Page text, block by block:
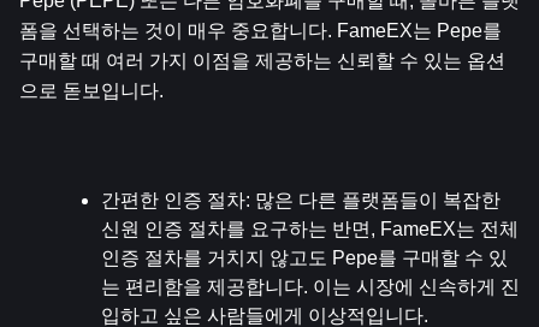
폼을 선택하는 것이 매우 중요합니다. FameEX는 Pepe를
구매할 때 여러 가지 이점을 제공하는 신뢰할 수 있는 옵션
으로 돋보입니다.
간편한 인증 절차: 많은 다른 플랫폼들이 복잡한
신원 인증 절차를 요구하는 반면, FameEX는 전체
인증 절차를 거치지 않고도 Pepe를 구매할 수 있
는 편리함을 제공합니다. 이는 시장에 신속하게 진
입하고 싶은 사람들에게 이상적입니다.